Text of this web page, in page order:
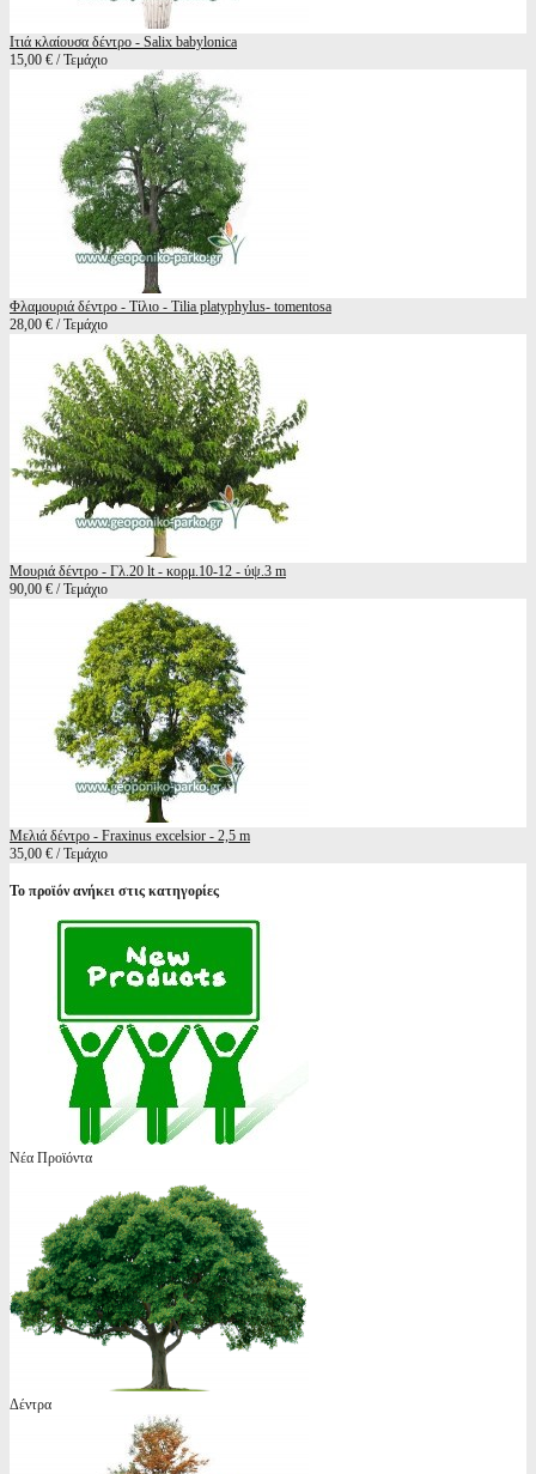
Ιτιά κλαίουσα δέντρο - Salix babylonica
15,00 € / Τεμάχιο
Φλαμουριά δέντρο - Τίλιο - Tilia platyphylus- tomentosa
28,00 € / Τεμάχιο
Μουριά δέντρο - Γλ.20 lt - κορμ.10-12 - ύψ.3 m
90,00 € / Τεμάχιο
Μελιά δέντρο - Fraxinus excelsior - 2,5 m
35,00 € / Τεμάχιο
Το προϊόν ανήκει στις κατηγορίες
Νέα Προϊόντα
Δέντρα